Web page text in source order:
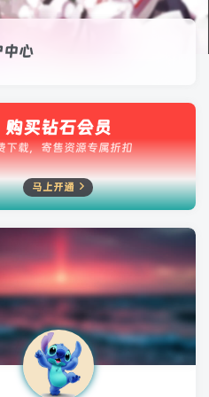
中心
购买钻石会员
下载，寄售资源专属折扣
马上开通